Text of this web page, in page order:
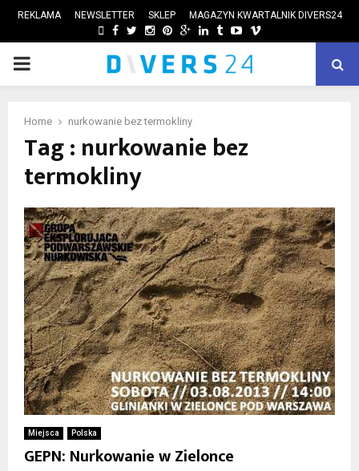
REKLAMA NEWSLETTER SKLEP MAGAZYN KWARTALNIK DIVERS24
FACEBOOK
TWITTER
INSTAGRAM
PINTEREST
GOOGLE
LINKEDIN
TUMBLRYOUTUBE
VIMEO
PRIMARY
Home nurkowanie bez termokliny
Tag : nurkowanie bez
termokliny
Miejsca Polska
GEPN: Nurkowanie w Zielonce